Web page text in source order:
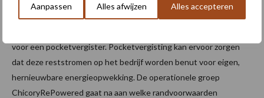
Aanpassen Alles afwijzen Alles accepteren
jaarrond over een relatief stabiele reststroom van geforceerde
voor een pocketvergister. Pocketvergisting kan ervoor zorgen
dat deze reststromen op het bedrijf worden benut voor eigen,
hernieuwbare energieopwekking. De operationele groep
ChicoryRePowered gaat na aan welke randvoorwaarden